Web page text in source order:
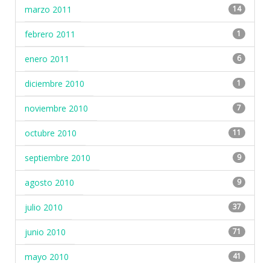
marzo 2011 14
febrero 2011 1
enero 2011 6
diciembre 2010 1
noviembre 2010 7
octubre 2010 11
septiembre 2010 9
agosto 2010 9
julio 2010 37
junio 2010 71
mayo 2010 41